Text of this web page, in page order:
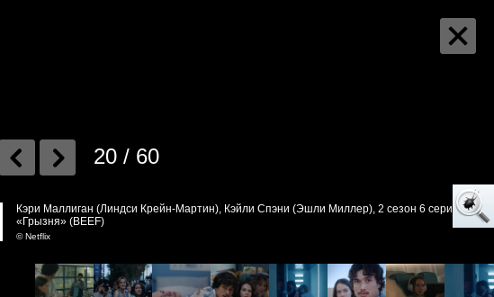
20 / 60
Кэри Маллиган (Линдси Крейн-Мартин), Кэйли Спэни (Эшли Миллер), 2 сезон 6 серия,
«Грызня» (BEEF)
© Netflix